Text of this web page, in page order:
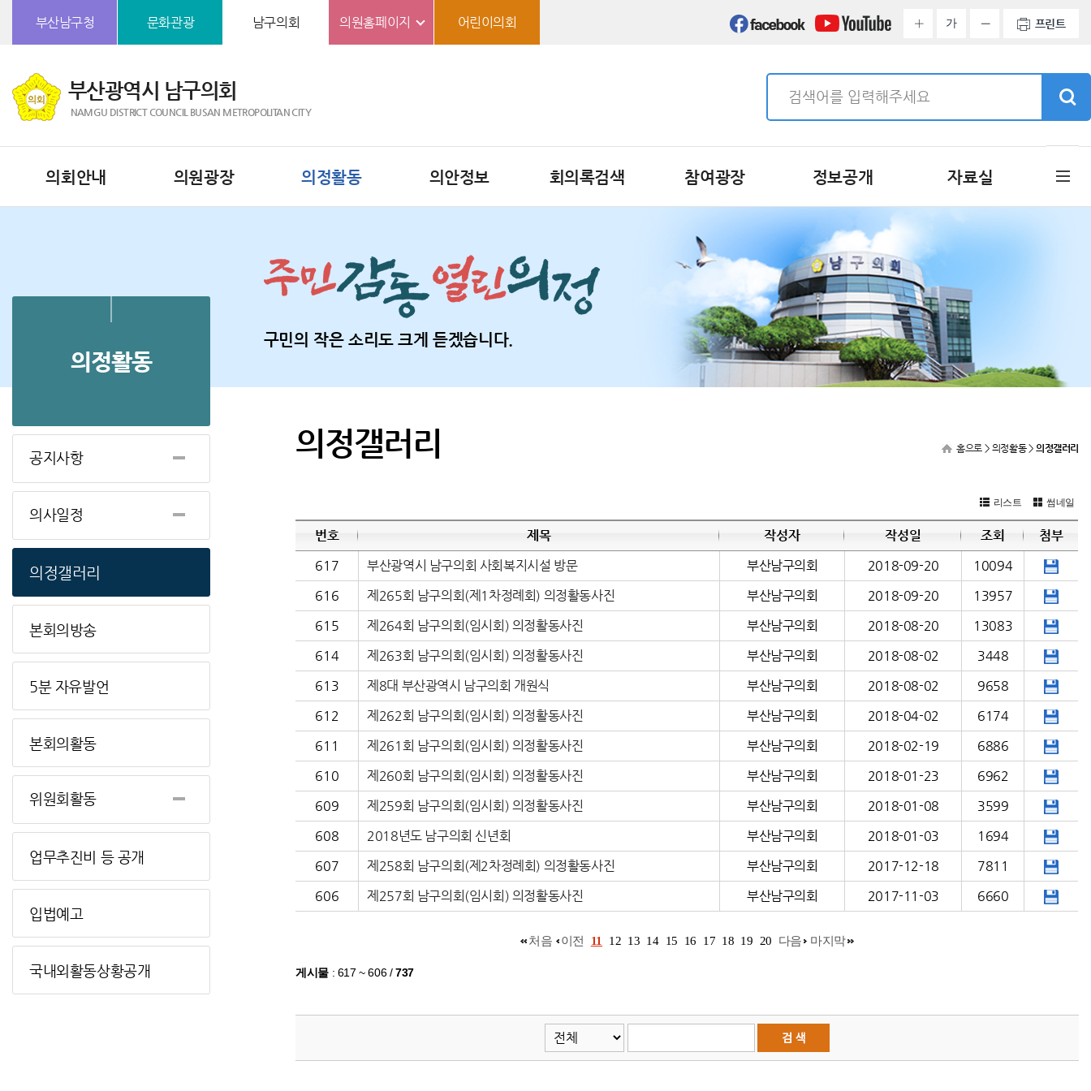
부산남구청
문화관광 남구의회 의원홈페이지 어린이의회 가 프린트
부산광역시 남구의회
NAMGU DISTRICT COUNCIL BUSAN METROPOLITAN CITY
의회안내 의원광장 의정활동 의안정보 회의록검색 참여광장 정보공개 자료실
구민의 작은 소리도 크게 듣겠습니다.
의정활동
공지사항
의사일정
의정갤러리
본회의방송
5분 자유발언
본회의활동
위원회활동
업무추진비 등 공개
입법예고
국내외활동상황공개
의정갤러리 홈으로 > 의정활동 > 의정갤러리
리스트 썸네일
번호 제목 작성자 작성일 조회
첨부
617
부산광역시 남구의회 사회복지시설 방문 부산남구의회 2018-09-20
10094
616
제265회 남구의회(제1차정례회) 의정활동사진 부산남구의회 2018-09-20
13957
615
제264회 남구의회(임시회) 의정활동사진 부산남구의회 2018-08-20
13083
614
제263회 남구의회(임시회) 의정활동사진 부산남구의회 2018-08-02
3448
613
제8대 부산광역시 남구의회 개원식 부산남구의회 2018-08-02
9658
612
제262회 남구의회(임시회) 의정활동사진 부산남구의회 2018-04-02
6174
611
제261회 남구의회(임시회) 의정활동사진 부산남구의회 2018-02-19
6886
610
제260회 남구의회(임시회) 의정활동사진 부산남구의회 2018-01-23
6962
609
제259회 남구의회(임시회) 의정활동사진 부산남구의회 2018-01-08
3599
608
2018년도 남구의회 신년회 부산남구의회 2018-01-03
1694
607
제258회 남구의회(제2차정례회) 의정활동사진 부산남구의회 2017-12-18
7811
606
제257회 남구의회(임시회) 의정활동사진 부산남구의회 2017-11-03 6660
처음 이전 11 12 13 14 15 16 17 18 19 20 다음 마지막
게시물 : 617 ~ 606/737